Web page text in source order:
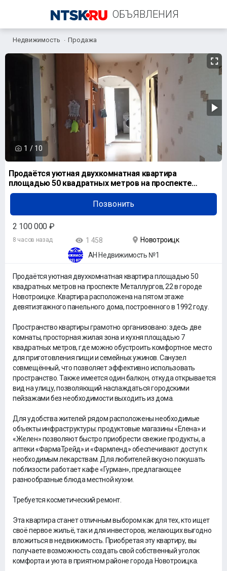
ОБЪЯВЛЕНИЯ
+7 (922) 877-58-99
Недвижимость Продажа
1 / 10
Продаётся уютная двухкомнатная квартира
площадью 50 квадратных метров на проспекте
Металлургов, 22 в
Позвонить
2 100 000 ₽
8 часов назад 1 458
Новотроицк
АН Недвижимость №1
Продаётся уютная двухкомнатная квартира площадью 50
квадратных метров на проспекте Металлургов, 22 в городе
Новотроицке. Квартира расположена на пятом этаже
девятиэтажного панельного дома, построенного в 1992 году.
Пространство квартиры грамотно организовано: здесь две
комнаты, просторная жилая зона и кухня площадью 7
квадратных метров, где можно обустроить комфортное место
для приготовления пищи и семейных ужинов. Санузел
совмещённый, что позволяет эффективно использовать
пространство. Также имеется один балкон, откуда открывается
вид на улицу, позволяющий наслаждаться городскими
пейзажами без необходимости выходить из дома.
Для удобства жителей рядом расположены необходимые
объекты инфраструктуры: продуктовые магазины «Елена» и
«Желен» позволяют быстро приобрести свежие продукты, а
аптеки «ФармаТрейд» и «Фармленд» обеспечивают доступ к
необходимым лекарствам. Для любителей вкусно покушать
поблизости работает кафе «Гурман», предлагающее
разнообразные блюда местной кухни.
Требуется косметический ремонт.
Эта квартира станет отличным выбором как для тех, кто ищет
своё первое жильё, так и для инвесторов, желающих выгодно
вложиться в недвижимость. Приобретая эту квартиру, вы
получаете возможность создать свой собственный уголок
комфорта и уюта в приятном районе города Новотроицка.